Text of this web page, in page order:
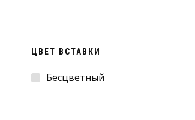
ЦВЕТ ВСТАВКИ
Бесцветный